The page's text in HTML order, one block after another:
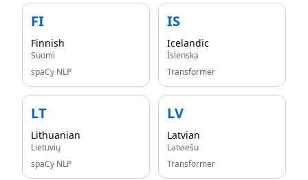
FI
Finnish
Suomi
spaCy NLP
IS
Icelandic
Íslenska
Transformer
LT
Lithuanian
Lietuvių
spaCy NLP
LV
Latvian
Latviešu
Transformer